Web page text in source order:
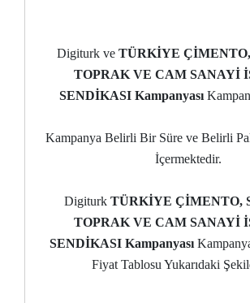
Digiturk ve TÜRKİYE
TOPRAK VE CAM SANAYİ
SENDİKASI Kampanyası
Kampanya Belirli Bir Süre ve Belirli
İçermektedir.
Digiturk TÜRKİYE ÇİMENTO,
TOPRAK VE CAM SANAYİ
SENDİKASI Kampanyası
Fiyat Tablosu Yukarıdaki